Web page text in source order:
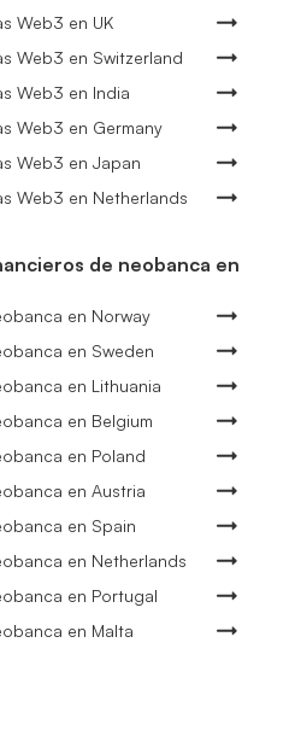
Web3 en UK
Web3 en Switzerland
Web3 en India
Web3 en Germany
Web3 en Japan
Web3 en Netherlands
de neobanca en
en Norway
en Sweden
en Lithuania
en Belgium
en Poland
en Austria
en Spain
en Netherlands
en Portugal
en Malta